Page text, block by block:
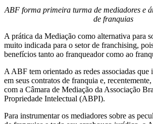
ABF forma primeira turma de mediadores e
de franquias
A prática da Mediação como alternativa para
muito indicada para o setor de franchising,
benefícios tanto ao franqueador como ao
A ABF tem orientado as redes associadas que
em seus contratos de franquia e,
com a Câmara de Mediação da Associação
Propriedade Intelectual (ABPI).
Para instrumentar os mediadores sobre as